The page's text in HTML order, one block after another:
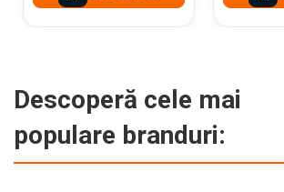
Descoperă cele mai
populare branduri: